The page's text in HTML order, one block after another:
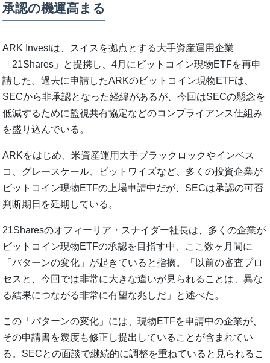
承認の機運高まる
ARK Investは、スイスを拠点とする大手資産運用企業
「21Shares」と提携し、4月にビットコイン現物ETFを再申
請した。過去に申請したARKのビットコイン現物ETFは、
SECから非承認となった経緯があるが、今回はSECの懸念を
低減するために監視共有協定などのコンプライアンス仕組み
を盛り込んでいる。
ARKをはじめ、米資産運用大手ブラックロックやインベス
コ、グレースケール、ビットワイズなど、多くの投資企業が
ビットコイン現物ETFの上場申請中だが、SECは承認の可否
判断期日を延期している。
21Sharesのオフィーリア・スナイダー社長は、多くの企業が
ビットコイン現物ETFの承認を目指す中、ここ数ヶ月間に
「パターンの変化」が起きていると指摘。「以前の審査プロ
セスと、今回では非常に大きな違いが見られることは、異な
る結果につながる非常に有望な兆しだ」と述べた。
この「パターンの変化」には、現物ETFを申請中の企業が、
その申請書を幾度も修正し提出していることが含まれてい
る。SECとの面談で継続的に調整を重ねていると見られるこ